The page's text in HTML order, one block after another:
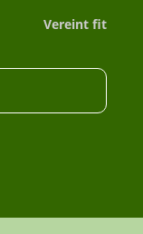
Vereint fit